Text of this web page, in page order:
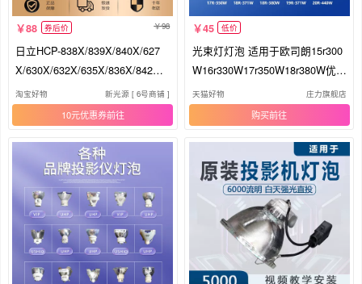
88 券后价 98
日立HCP-838X/839X/840X/627
X/630X/632X/635X/836X/842X/8
45X/527X/532X/4050X/4060X投
影机仪灯泡(铁网)
淘宝好物 新光源 [ 6号商铺 ]
10元优惠券
45 低价
光束灯灯泡 适用于欧司朗15r300
W16r330W17r350W18r380W优灯
7r230W250W260W10r280W295
W大歌 BEAM光速灯灯泡
天猫好物 庄力旗舰店
购买